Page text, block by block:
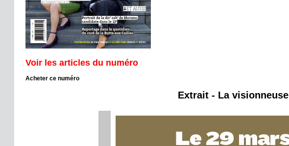
Voir les articles du numéro
Acheter ce numéro
Extrait - La visionneuse